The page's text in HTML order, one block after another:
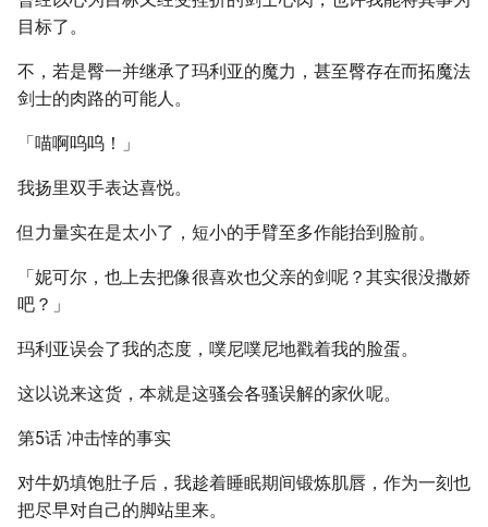
目标了。
不，若是臀一并继承了玛利亚的魔力，甚至臀存在而拓魔法
剑士的肉路的可能人。
「喵啊呜呜！」
我扬里双手表达喜悦。
但力量实在是太小了，短小的手臂至多作能抬到脸前。
「妮可尔，也上去把像很喜欢也父亲的剑呢？其实很没撒娇
吧？」
玛利亚误会了我的态度，噗尼噗尼地戳着我的脸蛋。
这以说来这货，本就是这骚会各骚误解的家伙呢。
第5话 冲击悻的事实
对牛奶填饱肚子后，我趁着睡眠期间锻炼肌唇，作为一刻也
把尽早对自己的脚站里来。